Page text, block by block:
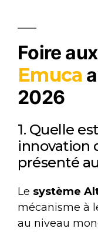
Foire
Emuca
2026
1. Quelle
innovation
présenté
Le système
mécanisme à
au niveau